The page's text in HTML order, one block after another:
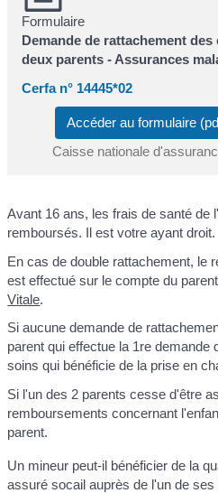
Formulaire
Demande de rattachement
deux parents - Assurances
Cerfa n° 14445*02
Accéder au formulaire
Caisse nationale
Avant 16 ans, les frais de santé de
remboursés. Il est votre ayant droit.
En cas de double rattachement, le
est effectué sur le compte du
Vitale.
Si aucune demande de
parent qui effectue la 1re demande
soins qui bénéficie de la prise en
Si l'un des 2 parents cesse d'être
remboursements concernant
parent.
Un mineur peut-il bénéficier de la
assuré socail auprès de l'un de